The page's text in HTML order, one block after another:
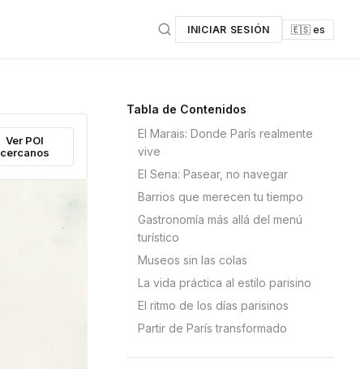
INICIAR SESIÓN 🇪🇸 es
Ver POI
cercanos
Tabla de Contenidos
El Marais: Donde París realmente
vive
El Sena: Pasear, no navegar
Barrios que merecen tu tiempo
Gastronomía más allá del menú
turístico
Museos sin las colas
La vida práctica al estilo parisino
El ritmo de los días parisinos
Partir de París transformado